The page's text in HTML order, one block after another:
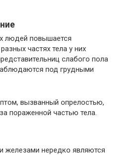
людей повышается
частях тела у них
слабого пола
под грудными
вызванный опрелостью,
пораженной частью тела.
нередко являются